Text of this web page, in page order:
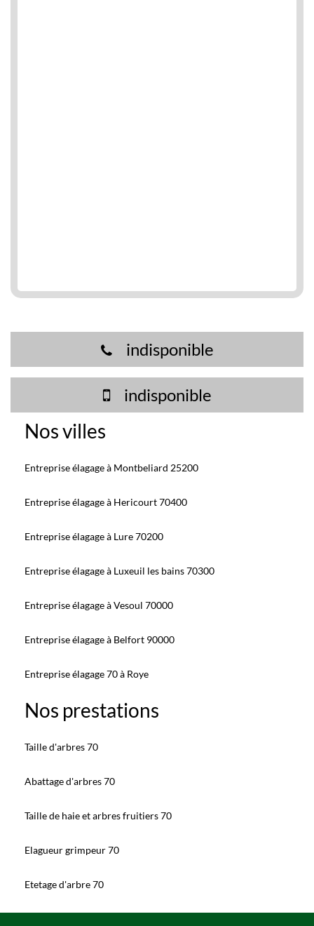
indisponible
indisponible
Nos villes
Entreprise élagage à Montbeliard 25200
Entreprise élagage à Hericourt 70400
Entreprise élagage à Lure 70200
Entreprise élagage à Luxeuil les bains 70300
Entreprise élagage à Vesoul 70000
Entreprise élagage à Belfort 90000
Entreprise élagage 70 à Roye
Nos prestations
Taille d'arbres 70
Abattage d'arbres 70
Taille de haie et arbres fruitiers 70
Elagueur grimpeur 70
Etetage d'arbre 70